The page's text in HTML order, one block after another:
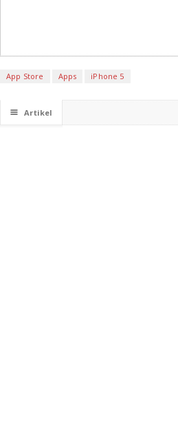
App Store Apps iPhone 5
☰ Artikel